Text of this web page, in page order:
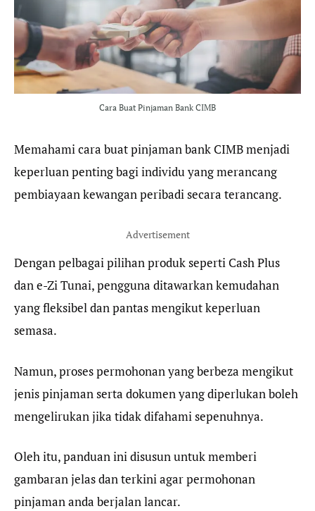
o
r
Cara Buat Pinjaman Bank CIMB
Memahami cara buat pinjaman bank CIMB menjadi
keperluan penting bagi individu yang merancang
pembiayaan kewangan peribadi secara terancang.
Advertisement
Dengan pelbagai pilihan produk seperti Cash Plus
dan e-Zi Tunai, pengguna ditawarkan kemudahan
yang fleksibel dan pantas mengikut keperluan
semasa.
Namun, proses permohonan yang berbeza mengikut
jenis pinjaman serta dokumen yang diperlukan boleh
mengelirukan jika tidak difahami sepenuhnya.
Oleh itu, panduan ini disusun untuk memberi
gambaran jelas dan terkini agar permohonan
pinjaman anda berjalan lancar.